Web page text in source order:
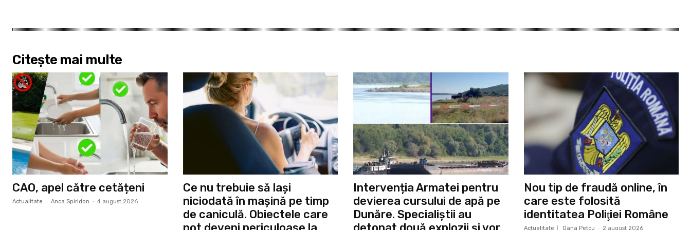
Citește mai multe
CAO, apel către cetățeni
Actualitate Anca Spiridon - 4 august 2026
Ce nu trebuie să lași
niciodată în mașină pe timp
de caniculă. Obiectele care
Intervenția Armatei pentru
devierea cursului de apă pe
Dunăre. Specialiștii au
Nou tip de fraudă online, în
care este folosită
identitatea Poliţiei Române
Actualitate Oana Petcu - 2 august 2026